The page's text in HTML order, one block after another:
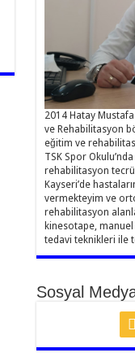
2014 Hatay
ve Rehabilitasyon
eğitim ve
TSK Spor
rehabilitasyon
Kayseri’de
vermekteyim ve
rehabilitasyon
kinesotape,
tedavi teknikleri ile
Sosyal